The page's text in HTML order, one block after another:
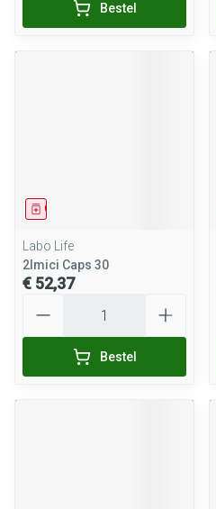
Bestel
Geneesmiddel
Labo Life
2lmici Caps 30
€ 52,37
Bestel